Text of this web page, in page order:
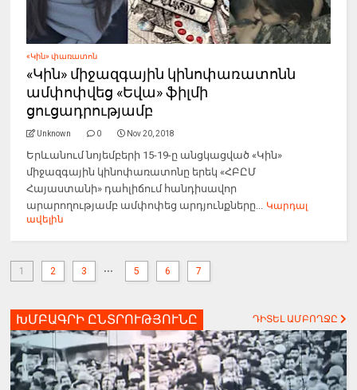
«Կին» փառատոն
«Կին» միջազգային կինոփառատոնն
ամփոփվեց «Եվա» ֆիլմի
ցուցադրությամբ
Unknown 0 Nov 20, 2018
Երևանում նոյեմբերի 15-19-ը անցկացված «Կին»
միջազգային կինոփառատոնը երեկ «ՀԲԸՄ
Հայաստանի» դահլիճում հանդիսավոր
արարողությամբ ամփոփեց արդյունքները... Կարդալ
ավելին
1 2 3 ... 5 6 7
ԽՄԲԱԳՐԻ ԸՆՏՐՈՒԹՅՈՒՆԸ ԴԻՏԵԼ ԱՄԲՈՂՋԸ